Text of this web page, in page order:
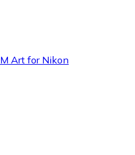
Art for Nikon